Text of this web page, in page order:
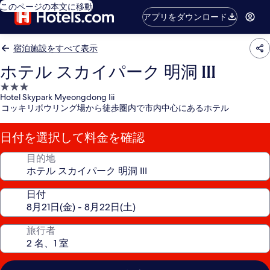
このページの本文に移動
アプリをダウンロード
宿泊施設をすべて表示
ホテル スカイパーク 明洞 III
3.0
つ
星
宿
泊
施
Hotel Skypark Myeongdong Iii
コッキリボウリング場から徒歩圏内で市内中心にあるホテル
日付を選択して料金を確認
目的地
日付
旅行者